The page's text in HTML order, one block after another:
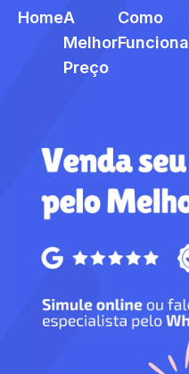
HomeA
Melhor
Preço
Como
Funciona